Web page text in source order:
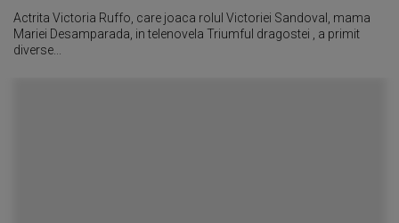
Actrita Victoria Ruffo, care joaca rolul Victoriei Sandoval, mama
Mariei Desamparada, in telenovela Triumful dragostei , a primit
diverse...